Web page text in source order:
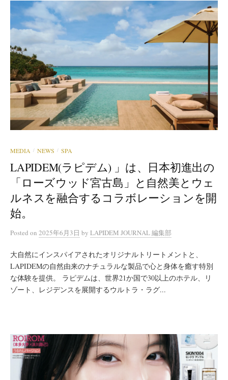
MEDIA / NEWS / SPA
LAPIDEM(ラピデム) 」は、日本初進出の
「ローズウッド宮古島」と自然美とウェ
ルネスを融合するコラボレーションを開
始。
Posted on 2025年6月3日 by LAPIDEM JOURNAL 編集部
大自然にインスパイアされたオリジナルトリートメントと、
LAPIDEMの自然由来のナチュラルな製品で心と身体を癒す特別
な体験を提供。 ラピデムは、世界21か国で30以上のホテル、リ
ゾート、レジデンスを展開するウルトラ・ラグ...